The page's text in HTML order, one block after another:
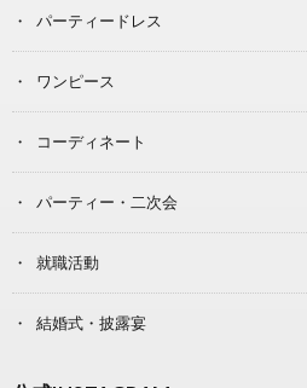
パーティードレス
ワンピース
コーディネート
パーティー・二次会
就職活動
結婚式・披露宴